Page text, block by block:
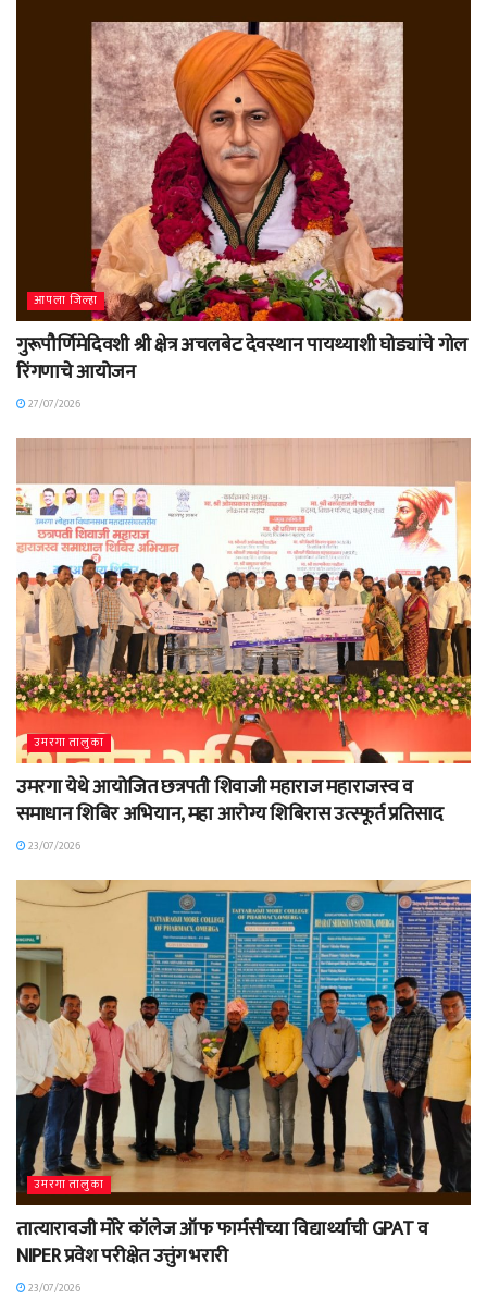
आपला जिल्हा
गुरूपौर्णिमेदिवशी श्री क्षेत्र अचलबेट देवस्थान पायथ्याशी घोड्यांचे गोल
रिंगणाचे आयोजन
27/07/2026
उमरगा तालुका
उमरगा येथे आयोजित छत्रपती शिवाजी महाराज महाराजस्व व
समाधान शिबिर अभियान, महा आरोग्य शिबिरास उत्स्फूर्त प्रतिसाद
23/07/2026
उमरगा तालुका
तात्यारावजी मोरे कॉलेज ऑफ फार्मसीच्या विद्यार्थ्याची GPAT व
NIPER प्रवेश परीक्षेत उत्तुंग भरारी
23/07/2026